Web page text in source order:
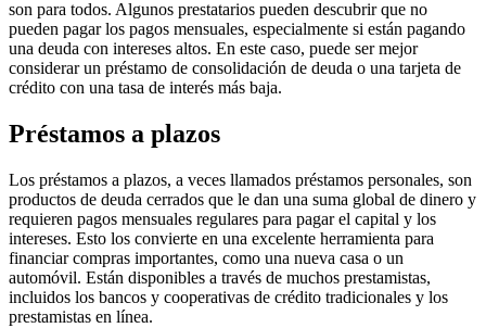
son para todos. Algunos prestatarios pueden descubrir que no
pueden pagar los pagos mensuales, especialmente si están pagando
una deuda con intereses altos. En este caso, puede ser mejor
considerar un préstamo de consolidación de deuda o una tarjeta de
crédito con una tasa de interés más baja.
Préstamos a plazos
Los préstamos a plazos, a veces llamados préstamos personales, son
productos de deuda cerrados que le dan una suma global de dinero y
requieren pagos mensuales regulares para pagar el capital y los
intereses. Esto los convierte en una excelente herramienta para
financiar compras importantes, como una nueva casa o un
automóvil. Están disponibles a través de muchos prestamistas,
incluidos los bancos y cooperativas de crédito tradicionales y los
prestamistas en línea.